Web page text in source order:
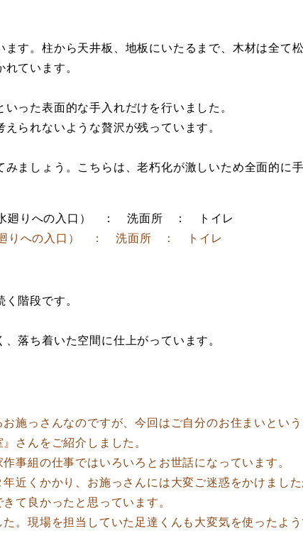
す。柱から天井板、地板にいたるまで、木材は全て
ています。
った表面的な手入れだけを行いました。
られないような贅沢が残っています。
ましょう。こちらは、老朽化が激しいため全面的に
廻りへの入口） ： 洗面所 ： トイレ
階段です。
落ち着いた空間に仕上がっています。
施っさんなのですが、今回はご自分のお住まいとい
さんをご紹介しました。
事組の仕事ではいろいろとお世話になっています。
近くかかり、お施っさんには大変ご迷惑をかけまし
て良かったと思っています。
。現場を担当していた足達くんも大変気を使ったよう